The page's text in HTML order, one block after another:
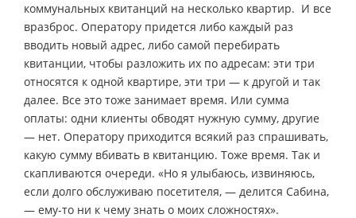
коммунальных квитанций на несколько квартир. И все
вразброс. Оператору придется либо каждый раз
вводить новый адрес, либо самой перебирать
квитанции, чтобы разложить их по адресам: эти три
относятся к одной квартире, эти три — к другой и так
далее. Все это тоже занимает время. Или сумма
оплаты: одни клиенты обводят нужную сумму, другие
— нет. Оператору приходится всякий раз спрашивать,
какую сумму вбивать в квитанцию. Тоже время. Так и
скапливаются очереди. «Но я улыбаюсь, извиняюсь,
если долго обслуживаю посетителя, — делится Сабина,
— ему-то ни к чему знать о моих сложностях».